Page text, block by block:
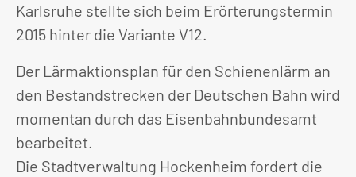
Karlsruhe stellte sich beim Erörterungstermin
2015 hinter die Variante V12.
Der Lärmaktionsplan für den Schienenlärm an
den Bestandstrecken der Deutschen Bahn wird
momentan durch das Eisenbahnbundesamt
bearbeitet.
Die Stadtverwaltung Hockenheim fordert die